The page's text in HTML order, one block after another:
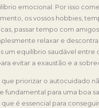
emocional. Por isso
os vossos hobbies,
passar tempo com
relaxar e
um equilíbrio saudável entre
evitar a exaustão e a
priorizar o autocuidado
fundamental para uma boa
é essencial para